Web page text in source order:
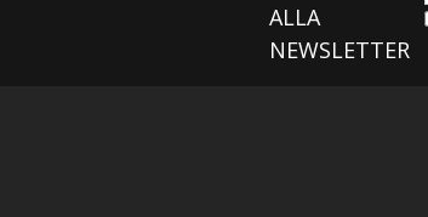
ALLA
NEWSLETTER